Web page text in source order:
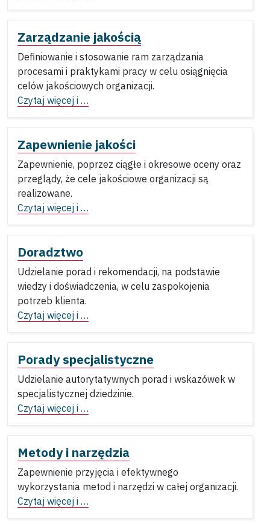
Zarządzanie jakością
Definiowanie i stosowanie ram zarządzania
procesami i praktykami pracy w celu osiągnięcia
celów jakościowych organizacji.
Czytaj więcej i …
Zapewnienie jakości
Zapewnienie, poprzez ciągłe i okresowe oceny oraz
przeglądy, że cele jakościowe organizacji są
realizowane.
Czytaj więcej i …
Doradztwo
Udzielanie porad i rekomendacji, na podstawie
wiedzy i doświadczenia, w celu zaspokojenia
potrzeb klienta.
Czytaj więcej i …
Porady specjalistyczne
Udzielanie autorytatywnych porad i wskazówek w
specjalistycznej dziedzinie.
Czytaj więcej i …
Metody i narzędzia
Zapewnienie przyjęcia i efektywnego
wykorzystania metod i narzędzi w całej organizacji.
Czytaj więcej i …